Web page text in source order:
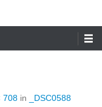
708 in _DSC0588